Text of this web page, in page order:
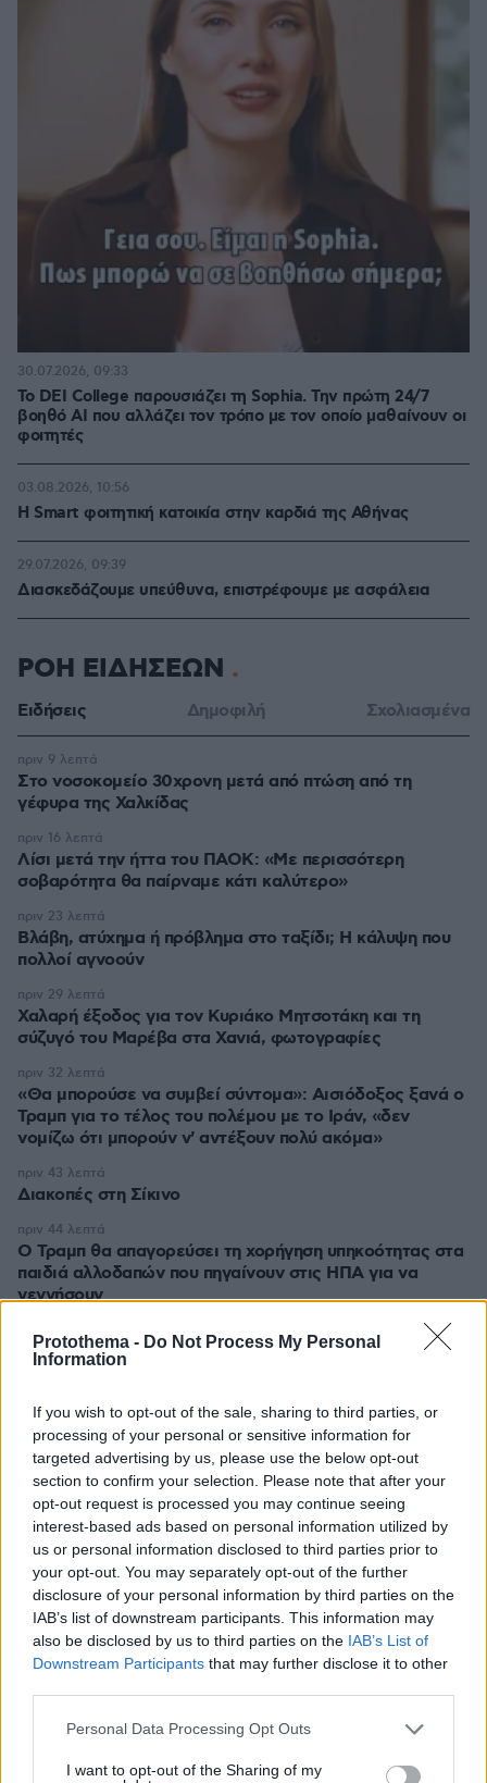
Protothema - Do Not Process My Personal
Information
If you wish to opt-out of the sale, sharing to third parties, or
processing of your personal or sensitive information for
targeted advertising by us, please use the below opt-out
section to confirm your selection. Please note that after your
opt-out request is processed you may continue seeing
interest-based ads based on personal information utilized by
us or personal information disclosed to third parties prior to
your opt-out. You may separately opt-out of the further
disclosure of your personal information by third parties on the
IAB’s list of downstream participants. This information may
also be disclosed by us to third parties on the IAB’s List of
Downstream Participants that may further disclose it to other
Please note that this website/app uses one or more Google
not limited to your visit or usage behaviour. You may click to
Personal Data Processing Opt Outs
I want to opt-out of the Sharing of my
Το DEI College παρουσιάζει τη Sophia. Την πρώτη 24/7
βοηθό AI που αλλάζει τον τρόπο με τον οποίο μαθαίνουν οι
φοιτητές
30.07.2026, 09:33
Η Smart φοιτητική κατοικία στην καρδιά της Αθήνας
03.08.2026, 10:56
Διασκεδάζουμε υπεύθυνα, επιστρέφουμε με ασφάλεια
29.07.2026, 09:39
ΡΟΗ ΕΙΔΗΣΕΩΝ
Ειδήσεις Δημοφιλή Σχολιασμένα
Στο νοσοκομείο 30χρονη μετά από πτώση από τη
γέφυρα της Χαλκίδας
πριν 9 λεπτά
Λίσι μετά την ήττα του ΠΑΟΚ: «Με περισσότερη
σοβαρότητα θα παίρναμε κάτι καλύτερο»
πριν 16 λεπτά
Βλάβη, ατύχημα ή πρόβλημα στο ταξίδι; Η κάλυψη που
πολλοί αγνοούν
πριν 23 λεπτά
Χαλαρή έξοδος για τον Κυριάκο Μητσοτάκη και τη
σύζυγό του Μαρέβα στα Χανιά, φωτογραφίες
πριν 29 λεπτά
«Θα μπορούσε να συμβεί σύντομα»: Αισιόδοξος ξανά ο
Τραμπ για το τέλος του πολέμου με το Ιράν, «δεν
νομίζω ότι μπορούν ν' αντέξουν πολύ ακόμα»
πριν 32 λεπτά
Διακοπές στη Σίκινο
πριν 43 λεπτά
Ο Τραμπ θα απαγορεύσει τη χορήγηση υπηκοότητας στα
παιδιά αλλοδαπών που πηγαίνουν στις ΗΠΑ για να
γεννήσουν
πριν 44 λεπτά
Πώς θα βοηθήσετε τη γάτα σας να συνηθίσει το κλουβί
Κόπωση της Wall Street μετά τα ρεκόρ εν μέσω
αβεβαιότητας για το Ιράν, το πετρέλαιο και τη Fed
06.08.2026, 23:21
Στη ΓΑΔΑ κρατείται η 46χρονη που κατηγορείται για την
επίθεση στη Marfin, δείτε βίντεο και φωτογραφίες
06.08.2026, 23:17
ΔΕΙΤΕ ΟΛΕΣ ΤΙΣ ΕΙΔΗΣΕΙΣ
ΤΑ ΠΙΟ ΔΗΜΟΦΙΛΗ